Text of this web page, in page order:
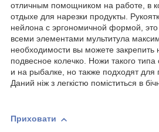
отличным помощником на работе, в
отдыхе для нарезки продукты.
нейлона с эргономичной формой, это
всеми элементами мультитула
необходимости вы можете закрепить
подвесное колечко. Ножи такого
и на рыбалке, но также подходят для
Даний ніж з легкістю поміститься в
Приховати